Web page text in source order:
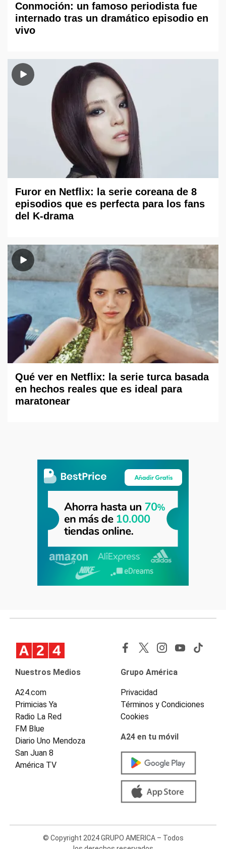
Conmoción: un famoso periodista fue
internado tras un dramático episodio en
vivo
Furor en Netflix: la serie coreana de 8
episodios que es perfecta para los fans
del K-drama
Qué ver en Netflix: la serie turca basada
en hechos reales que es ideal para
maratonear
Nuestros Medios
A24.com
Primicias Ya
Radio La Red
FM Blue
Diario Uno Mendoza
San Juan 8
América TV
Grupo América
Privacidad
Términos y Condiciones
Cookies
A24 en tu móvil
© Copyright 2024 GRUPO AMERICA – Todos